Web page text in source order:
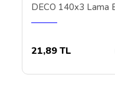
DECO 140x3 Lama
21,89 TL